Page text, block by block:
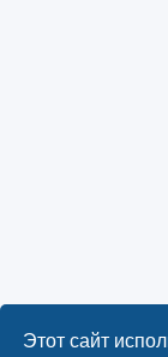
Этот сайт